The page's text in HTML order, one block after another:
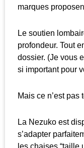
marques
Le soutien
profondeur. Tout
dossier. (Je vous
si important pour
Mais ce n’est pas
La Nezuko est
s’adapter